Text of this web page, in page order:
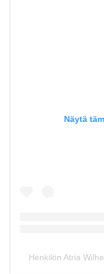
Näytä
Henkilön Atria